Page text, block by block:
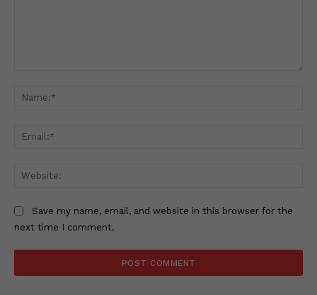
Save my name, email, and website in this browser for the
next time I comment.